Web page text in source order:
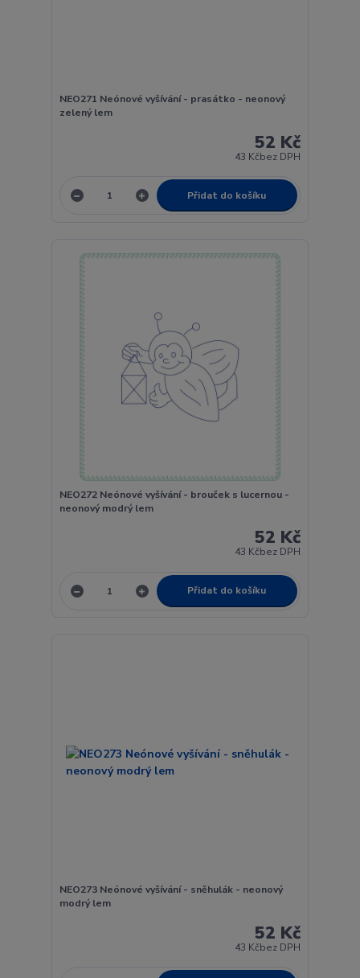
NEO271 Neónové vyšívání - prasátko - neonový
zelený lem
52 Kč
43 Kčbez DPH
Přidat do košíku
NEO272 Neónové vyšívání - brouček s lucernou -
neonový modrý lem
52 Kč
43 Kčbez DPH
Přidat do košíku
NEO273 Neónové vyšívání - sněhulák - neonový
modrý lem
52 Kč
43 Kčbez DPH